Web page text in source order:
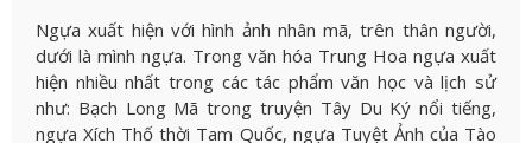
Ngựa xuất hiện với hình ảnh nhân mã, trên thân người,
dưới là mình ngựa. Trong văn hóa Trung Hoa ngựa xuất
hiện nhiều nhất trong các tác phẩm văn học và lịch sử
như: Bạch Long Mã trong truyện Tây Du Ký nổi tiếng,
ngựa Xích Thố thời Tam Quốc, ngựa Tuyệt Ảnh của Tào